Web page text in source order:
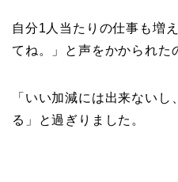
自分1人当たりの仕事も増
てね。」と声をかかられた
「いい加減には出来ない
る」と過ぎりました。